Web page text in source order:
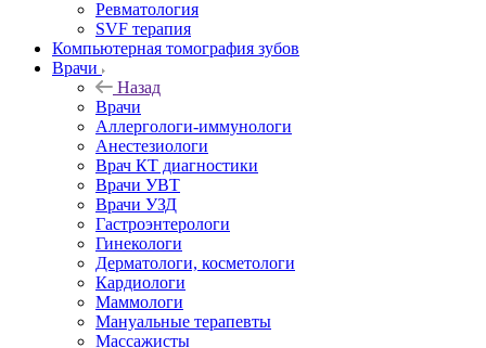
Ревматология
SVF терапия
Компьютерная томография зубов
Врачи
Назад
Врачи
Аллергологи-иммунологи
Анестезиологи
Врач КТ диагностики
Врачи УВТ
Врачи УЗД
Гастроэнтерологи
Гинекологи
Дерматологи, косметологи
Кардиологи
Маммологи
Мануальные терапевты
Массажисты